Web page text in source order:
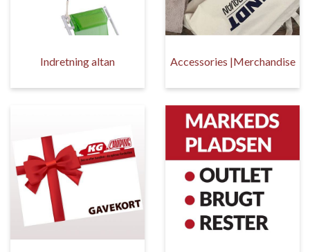
Indretning altan Accessories |Merchandise